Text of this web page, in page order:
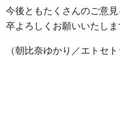
今後ともたくさんのご意
卒よろしくお願いいたしま
（朝比奈ゆかり／エトセト